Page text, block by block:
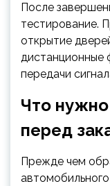
После
тестирование.
открытие
дистанционные
передачи
Что нужно
перед
Прежде чем